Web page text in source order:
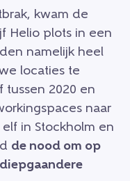
kwam de
Helio plots in een
namelijk heel
locaties te
2020 en
naar
in Stockholm en
de nood om op